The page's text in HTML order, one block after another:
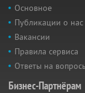
Основное
Публикации о нас
Вакансии
Правила сервиса
Ответы на
Бизнес-Партнёрам